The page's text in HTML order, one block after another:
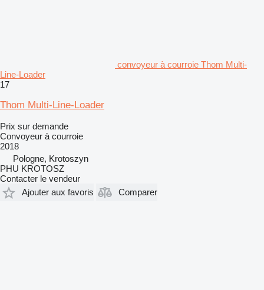
convoyeur à courroie Thom Multi-
Line-Loader
17
Thom Multi-Line-Loader
Prix sur demande
Convoyeur à courroie
2018
Pologne, Krotoszyn
PHU KROTOSZ
Contacter le vendeur
Ajouter aux favoris
Comparer